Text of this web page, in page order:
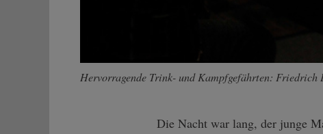
Hervorragende Trink- und Kampfgefährten:
Die Nacht war lang, der junge